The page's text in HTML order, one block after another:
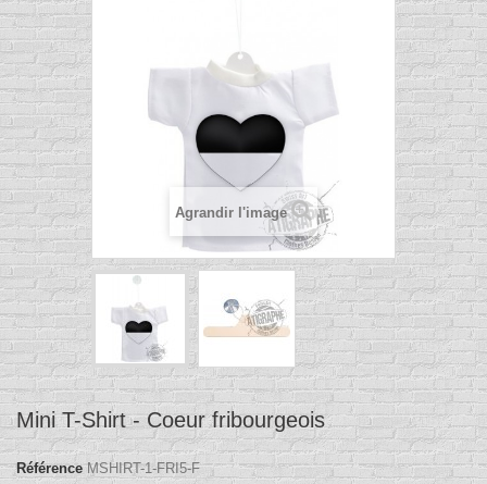
Agrandir l'image
Mini T-Shirt - Coeur fribourgeois
Référence MSHIRT-1-FRI5-F